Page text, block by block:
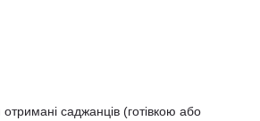
отримані саджанців (готівкою або